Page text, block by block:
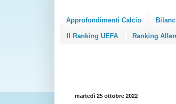
Approfondimenti Calcio
Il Ranking UEFA Ranking
martedì 25 ottobre 2022